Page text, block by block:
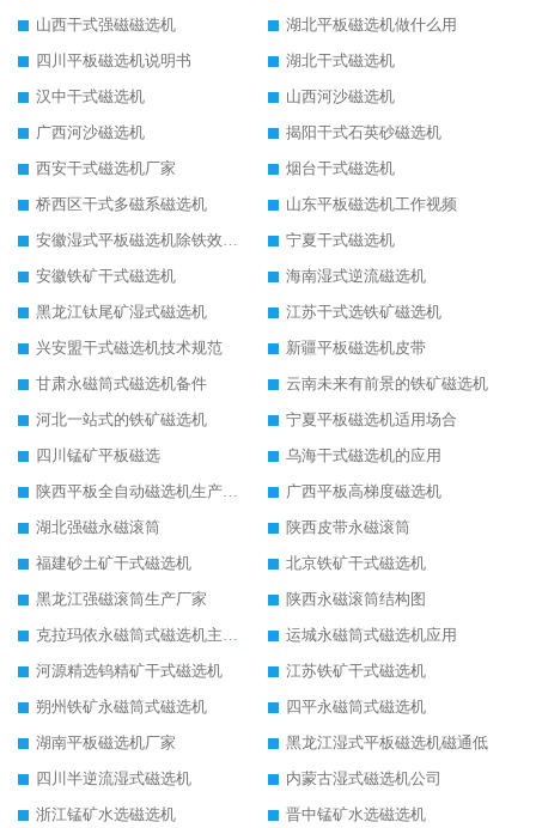
山西干式强磁磁选机
湖北平板磁选机做什么用
四川平板磁选机说明书
湖北干式磁选机
汉中干式磁选机
山西河沙磁选机
广西河沙磁选机
揭阳干式石英砂磁选机
西安干式磁选机厂家
烟台干式磁选机
桥西区干式多磁系磁选机
山东平板磁选机工作视频
安徽湿式平板磁选机除铁效果怎么样
宁夏干式磁选机
安徽铁矿干式磁选机
海南湿式逆流磁选机
黑龙江钛尾矿湿式磁选机
江苏干式选铁矿磁选机
兴安盟干式磁选机技术规范
新疆平板磁选机皮带
甘肃永磁筒式磁选机备件
云南未来有前景的铁矿磁选机
河北一站式的铁矿磁选机
宁夏平板磁选机适用场合
四川锰矿平板磁选
乌海干式磁选机的应用
陕西平板全自动磁选机生产厂家
广西平板高梯度磁选机
湖北强磁永磁滚筒
陕西皮带永磁滚筒
福建砂土矿干式磁选机
北京铁矿干式磁选机
黑龙江强磁滚筒生产厂家
陕西永磁滚筒结构图
克拉玛依永磁筒式磁选机主要技术参数
运城永磁筒式磁选机应用
河源精选钨精矿干式磁选机
江苏铁矿干式磁选机
朔州铁矿永磁筒式磁选机
四平永磁筒式磁选机
湖南平板磁选机厂家
黑龙江湿式平板磁选机磁通低
四川半逆流湿式磁选机
内蒙古湿式磁选机公司
浙江锰矿水选磁选机
晋中锰矿水选磁选机